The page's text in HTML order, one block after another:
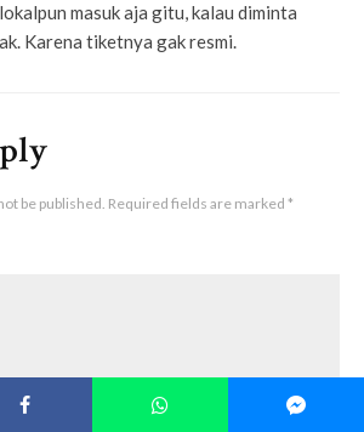
masuk aja gitu, kalau diminta
Karena tiketnya gak resmi.
be published. Required fields are marked *